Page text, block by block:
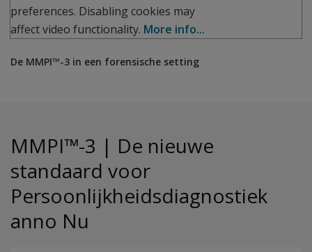
preferences. Disabling cookies may
affect video functionality. More info...
De MMPI™-3 in een forensische setting
MMPI™-3 | De nieuwe
standaard voor
Persoonlijkheidsdiagnostiek
anno Nu